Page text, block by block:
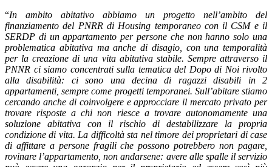
“In ambito abitativo abbiamo un progetto nell’ambito del
finanziamento del PNRR di Housing temporaneo con il CSM e il
SERDP di un appartamento per persone che non hanno solo una
problematica abitativa ma anche di disagio, con una temporalità
per la creazione di una vita abitativa stabile. Sempre attraverso il
PNNR ci siamo concentrati sulla tematica del Dopo di Noi rivolto
alla disabilità: ci sono una decina di ragazzi disabili in 2
appartamenti, sempre come progetti temporanei. Sull’abitare stiamo
cercando anche di coinvolgere e approcciare il mercato privato per
trovare risposte a chi non riesce a trovare autonomamente una
soluzione abitativa con il rischio di destabilizzare la propria
condizione di vita. La difficoltà sta nel timore dei proprietari di case
di affittare a persone fragili che possono potrebbero non pagare,
rovinare l’appartamento, non andarsene: avere alle spalle il servizio